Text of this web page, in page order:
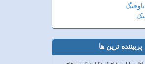
پربیننده ترین ها